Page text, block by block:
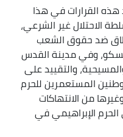
القرارات في هذا
الاحتلال غير الشرعي،
ضد حقوق الشعب
وفي مدينة القدس
والتقييد على
المستعمرين للحرم
من الانتهاكات
الإبراهيمي في